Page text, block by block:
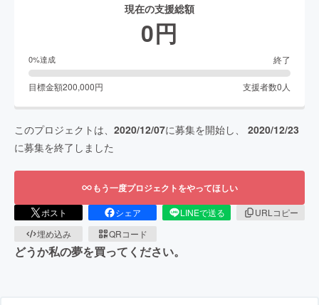
現在の支援総額
0円
0%達成 終了
目標金額200,000円 支援者数0 人
このプロジェクトは、 2020/12/07に募集を開始し、 2020/12/23
に募集を終了しました
もう一度プロジェクトをやってほしい
ポスト シェア LINEで送る
URLコピー
埋め込み
QRコード
どうか私の夢を買ってください。